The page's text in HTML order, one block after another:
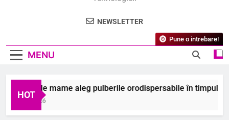
NEWSLETTER
MENU
Pune o intrebare!
HOT
ce unele mame aleg pulberile orodispersabile în timpul
2026